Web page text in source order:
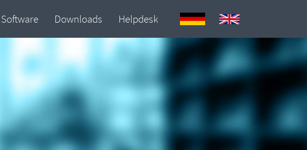
Software Downloads Helpdesk